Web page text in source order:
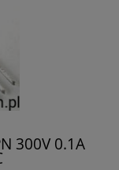
300V 0.1A